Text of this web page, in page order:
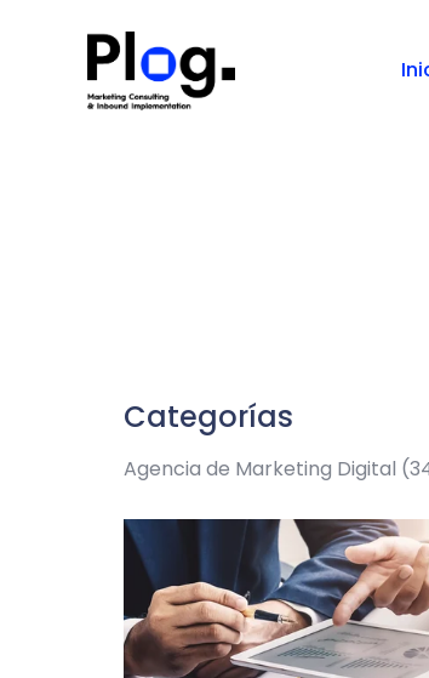
Blog
Categorías
Agencia de Marketing Digital